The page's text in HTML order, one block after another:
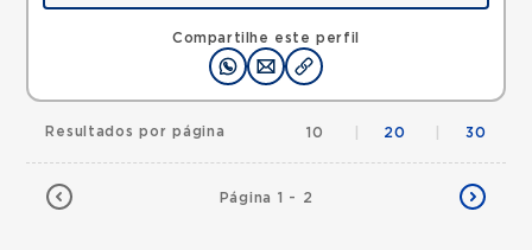
Compartilhe este perfil
Página 1 - 2
Resultados por página 10 20 30